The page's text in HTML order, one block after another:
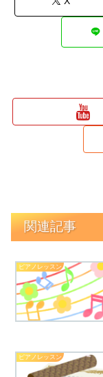
関連記事
ピアノレッスン
ピアノレッスン